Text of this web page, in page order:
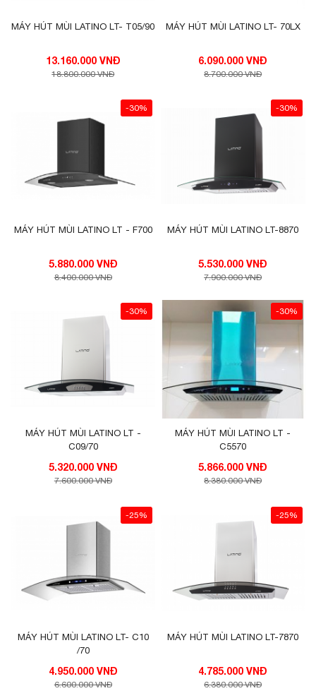
MÁY HÚT MÙI LATINO LT- T05/90
13.160.000 VNĐ
18.800.000 VNĐ
MÁY HÚT MÙI LATINO LT- 70LX
6.090.000 VNĐ
8.700.000 VNĐ
-30%
MÁY HÚT MÙI LATINO LT - F700
5.880.000 VNĐ
8.400.000 VNĐ
-30%
MÁY HÚT MÙI LATINO LT-8870
5.530.000 VNĐ
7.900.000 VNĐ
-30%
MÁY HÚT MÙI LATINO LT -
C09/70
5.320.000 VNĐ
7.600.000 VNĐ
-30%
MÁY HÚT MÙI LATINO LT -
C5570
5.866.000 VNĐ
8.380.000 VNĐ
-25%
MÁY HÚT MÙI LATINO LT- C10
/70
4.950.000 VNĐ
6.600.000 VNĐ
-25%
MÁY HÚT MÙI LATINO LT-7870
4.785.000 VNĐ
6.380.000 VNĐ